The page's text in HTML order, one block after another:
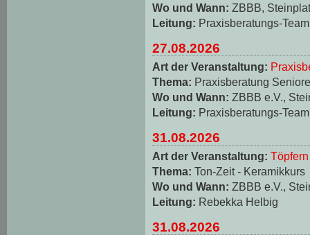
Wo und Wann: ZBBB,
Leitung: Praxisberatungs-Team
27.08.2026
Art der Veranstaltung:
Thema: Praxisberatung
Wo und Wann: ZBBB e.V.,
Leitung: Praxisberatungs-Team
31.08.2026
Art der Veranstaltung: Töpfern
Thema: Ton-Zeit - Keramikkurs
Wo und Wann: ZBBB e.V.,
Leitung: Rebekka Helbig
31.08.2026